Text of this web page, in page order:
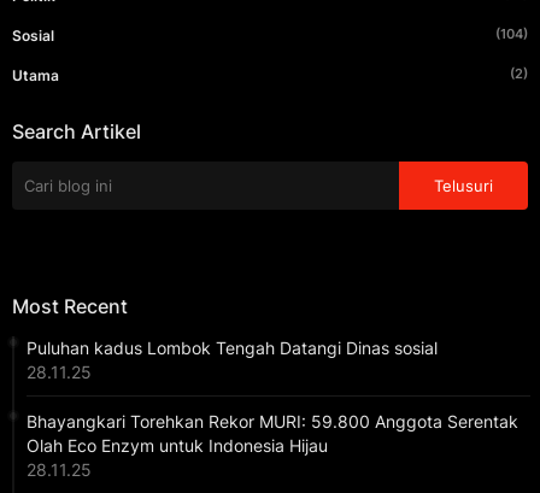
Sosial (104)
Utama (2)
Search Artikel
Most Recent
Puluhan kadus Lombok Tengah Datangi Dinas sosial
28.11.25
Bhayangkari Torehkan Rekor MURI: 59.800 Anggota Serentak
Olah Eco Enzym untuk Indonesia Hijau
28.11.25